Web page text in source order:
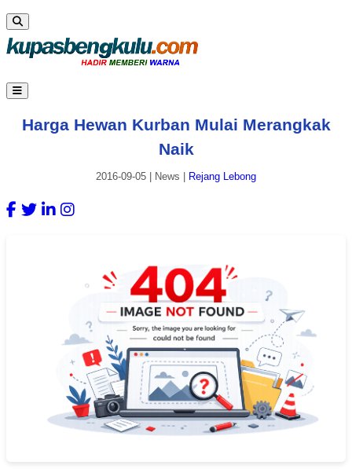
Harga Hewan Kurban Mulai Merangkak
Naik
2016-09-05 News Rejang Lebong